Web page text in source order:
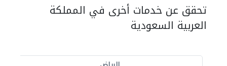
تحقق عن خدمات أخرى في المملكة
العربية السعودية